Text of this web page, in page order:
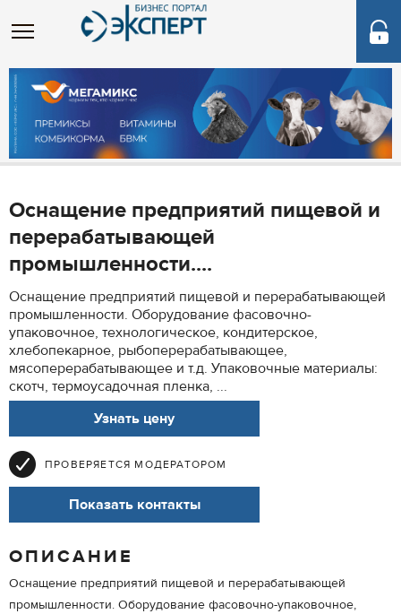
Оснащение предприятий пищевой и
перерабатывающей
промышленности....
Оснащение предприятий пищевой и перерабатывающей
промышленности. Оборудование фасовочно-
упаковочное, технологическое, кондитерское,
хлебопекарное, рыбоперерабатывающее,
мясоперерабатывающее и т.д. Упаковочные материалы:
скотч, термоусадочная пленка, ...
Узнать цену
ПРОВЕРЯЕТСЯ МОДЕРАТОРОМ
Показать контакты
ОПИСАНИЕ
Оснащение предприятий пищевой и перерабатывающей
промышленности. Оборудование фасовочно-упаковочное,